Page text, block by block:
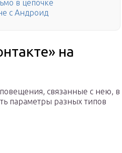
в цепочке
с Андроид
на
связанные с нею, в
параметры разных типов